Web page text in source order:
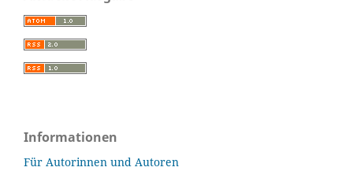
Informationen
Für Autorinnen und Autoren